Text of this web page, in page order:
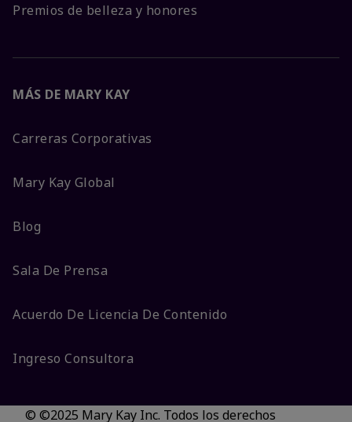
Premios de belleza y honores
MÁS DE MARY KAY
Carreras Corporativas
Mary Kay Global
Blog
Sala De Prensa
Acuerdo De Licencia De Contenido
Ingreso Consultora
© ©2025 Mary Kay Inc. Todos los derechos